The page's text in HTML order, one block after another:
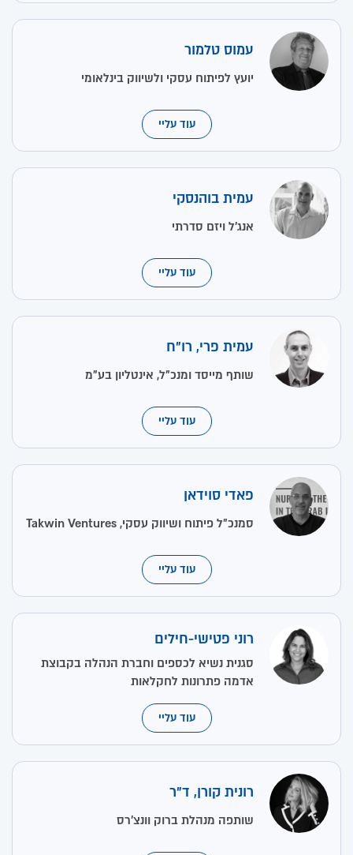
עמוס טלמור
יועץ לפיתוח עסקי ולשיווק בינלאומי
עוד עליי
עמית בוהנסקי
אנג'ל ויזם סדרתי
עוד עליי
עמית פרי, רו"ח
שותף מייסד ומנכ"ל, אינטליון בע"מ
עוד עליי
פאדי סוידאן
סמנכ"ל פיתוח ושיווק עסקי, Takwin Ventures
עוד עליי
רוני פטישי-חילים
סגנית נשיא לכספים וחברת הנהלה בקבוצת
אדמה פתרונות לחקלאות
עוד עליי
רונית קורן, ד"ר
שותפה מנהלת ברוק וונצ'רס